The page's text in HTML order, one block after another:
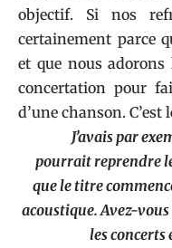
objectif. Si nos
certainement parce
et que nous
concertation pour
d’une chanson.
J’avais par
pourrait reprendre
que le titre
acoustique. Avez-
les